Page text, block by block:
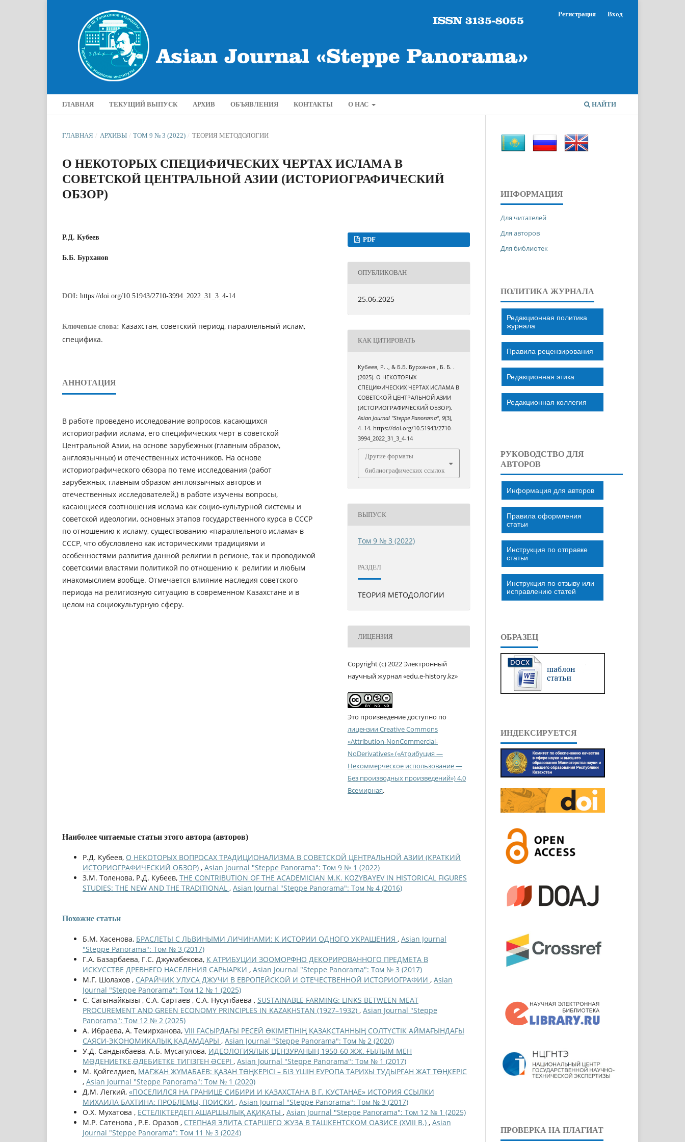
ГЛАВНАЯ ТЕКУЩИЙ ВЫПУСК АРХИВ ОБЪЯВЛЕНИЯ КОНТАКТЫ О НАС НАЙТИ
Регистрация Вход
ГЛАВНАЯ / АРХИВЫ / ТОМ 9 № 3 (2022) / ТЕОРИЯ МЕТОДОЛОГИИ
О НЕКОТОРЫХ СПЕЦИФИЧЕСКИХ ЧЕРТАХ ИСЛАМА В
СОВЕТСКОЙ ЦЕНТРАЛЬНОЙ АЗИИ (ИСТОРИОГРАФИЧЕСКИЙ
ОБЗОР)
Р.Д. Кубеев
Б.Б. Бурханов
DOI: https://doi.org/10.51943/2710-3994_2022_31_3_4-14
Ключевые слова: Казахстан, советский период, параллельный ислам,
специфика.
АННОТАЦИЯ
В работе проведено исследование вопросов, касающихся
историографии ислама, его специфических черт в советской
Центральной Азии, на основе зарубежных (главным образом,
англоязычных) и отечественных источников. На основе
историографического обзора по теме исследования (работ
зарубежных, главным образом англоязычных авторов и
отечественных исследователей,) в работе изучены вопросы,
касающиеся соотношения ислама как социо-культурной системы и
советской идеологии, основных этапов государственного курса в СССР
по отношению к исламу, существованию «параллельного ислама» в
СССР, что обусловлено как историческими традициями и
особенностями развития данной религии в регионе, так и проводимой
советскими властями политикой по отношению к религии и любым
инакомыслием вообще. Отмечается влияние наследия советского
периода на религиозную ситуацию в современном Казахстане и в
целом на социокультурную сферу.
PDF
ОПУБЛИКОВАН
25.06.2025
КАК ЦИТИРОВАТЬ
Кубеев, Р. ., & Б.Б. Бурханов , Б. Б. .
(2025). О НЕКОТОРЫХ
СПЕЦИФИЧЕСКИХ ЧЕРТАХ ИСЛАМА В
СОВЕТСКОЙ ЦЕНТРАЛЬНОЙ АЗИИ
(ИСТОРИОГРАФИЧЕСКИЙ ОБЗОР).
Asian Journal "Steppe Panorama", 9(3),
4–14. https://doi.org/10.51943/2710-
3994_2022_31_3_4-14
Другие форматы
библиографических ссылок
ВЫПУСК
Том 9 № 3 (2022)
РАЗДЕЛ
ТЕОРИЯ МЕТОДОЛОГИИ
ЛИЦЕНЗИЯ
Copyright (c) 2022 Электронный
научный журнал «edu.e-history.kz»
Это произведение доступно по
лицензии Creative Commons
«Attribution-NonCommercial-
NoDerivatives» («Атрибуция —
Некоммерческое использование —
Без производных произведений») 4.0
Всемирная.
Наиболее читаемые статьи этого автора (авторов)
Р.Д. Кубеев, О НЕКОТОРЫХ ВОПРОСАХ ТРАДИЦИОНАЛИЗМА В СОВЕТСКОЙ ЦЕНТРАЛЬНОЙ АЗИИ (КРАТКИЙ
ИСТОРИОГРАФИЧЕСКИЙ ОБЗОР) , Asian Journal "Steppe Panorama": Том 9 № 1 (2022)
З.М. Толенова, Р.Д. Кубеев, THE CONTRIBUTION OF THE ACADEMICIAN M.K. KOZYBAYEV IN HISTORICAL FIGURES
STUDIES: THE NEW AND THE TRADITIONAL , Asian Journal "Steppe Panorama": Том № 4 (2016)
Похожие статьи
Б.М. Хасенова, БРАСЛЕТЫ С ЛЬВИНЫМИ ЛИЧИНАМИ: К ИСТОРИИ ОДНОГО УКРАШЕНИЯ , Asian Journal
"Steppe Panorama": Том № 3 (2017)
Г.А. Базарбаева, Г.С. Джумабекова, К АТРИБУЦИИ ЗООМОРФНО ДЕКОРИРОВАННОГО ПРЕДМЕТА В
ИСКУССТВЕ ДРЕВНЕГО НАСЕЛЕНИЯ САРЫАРКИ , Asian Journal "Steppe Panorama": Том № 3 (2017)
М.Г. Шолахов , САРАЙЧИК УЛУСА ДЖУЧИ В ЕВРОПЕЙСКОЙ И ОТЕЧЕСТВЕННОЙ ИСТОРИОГРАФИИ , Asian
Journal "Steppe Panorama": Том 12 № 1 (2025)
С. Сагынайкызы , С.A. Сартаев , С.A. Нусупбаева , SUSTAINABLE FARMING: LINKS BETWEEN MEAT
PROCUREMENT AND GREEN ECONOMY PRINCIPLES IN KAZAKHSTAN (1927–1932) , Asian Journal "Steppe
Panorama": Том 12 № 2 (2025)
А. Ибраева, А. Темирханова, VIII ҒАСЫРДАҒЫ РЕСЕЙ ӨКІМЕТІНІҢ ҚАЗАҚСТАННЫҢ СОЛТҮСТІК АЙМАҒЫНДАҒЫ
САЯСИ-ЭКОНОМИКАЛЫҚ ҚАДАМДАРЫ , Asian Journal "Steppe Panorama": Том № 2 (2020)
У.Д. Сандыкбаева, А.Б. Мусагулова, ИДЕОЛОГИЯЛЫҚ ЦЕНЗУРАНЫҢ 1950-60 ЖЖ. ҒЫЛЫМ МЕН
МƏДЕНИЕТКЕ,ƏДЕБИЕТКЕ ТИГІЗГЕН ƏСЕРІ , Asian Journal "Steppe Panorama": Том № 1 (2017)
М. Қойгелдиев, МАҒЖАН ЖҰМАБАЕВ: ҚАЗАН ТӨҢКЕРІСІ – БІЗ ҮШІН ЕУРОПА ТАРИХЫ ТУДЫРҒАН ЖАТ ТӨҢКЕРІС
, Asian Journal "Steppe Panorama": Том № 1 (2020)
Д.М. Легкий, «ПОСЕЛИЛСЯ НА ГРАНИЦЕ СИБИРИ И КАЗАХСТАНА В Г. КУСТАНАЕ» ИСТОРИЯ ССЫЛКИ
МИХАИЛА БАХТИНА: ПРОБЛЕМЫ, ПОИСКИ , Asian Journal "Steppe Panorama": Том № 3 (2017)
О.Х. Мухатова , ЕСТЕЛІКТЕРДЕГІ АШАРШЫЛЫҚ АҚИҚАТЫ , Asian Journal "Steppe Panorama": Том 12 № 1 (2025)
М.Р. Сатенова , Р.Е. Оразов , СТЕПНАЯ ЭЛИТА СТАРШЕГО ЖУЗА В ТАШКЕНТСКОМ ОАЗИСЕ (XVIII В.) , Asian
Journal "Steppe Panorama": Том 11 № 3 (2024)
ИНФОРМАЦИЯ
Для читателей
Для авторов
Для библиотек
ПОЛИТИКА ЖУРНАЛА
Редакционная политика
журнала
Правила рецензирования
Редакционная этика
Редакционная коллегия
РУКОВОДСТВО ДЛЯ
АВТОРОВ
Информация для авторов
Правила оформления
статьи
Инструкция по отправке
статьи
Инструкция по отзыву или
исправлению статей
ОБРАЗЕЦ
ИНДЕКСИРУЕТСЯ
ПРОВЕРКА НА ПЛАГИАТ